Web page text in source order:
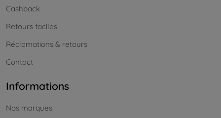
Cashback
Retours faciles
Réclamations & retours
Contact
Informations
Nos marques